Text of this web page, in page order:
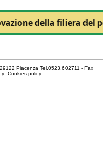
della filiera del
Piacenza Tel.0523.602711 - Fax
-Cookies policy